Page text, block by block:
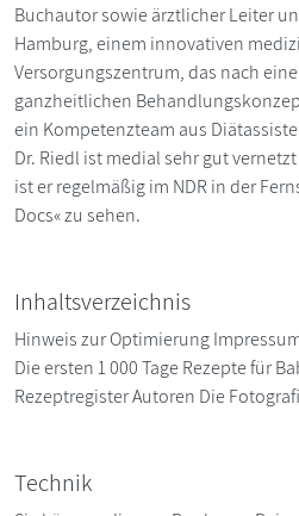
Buchautor sowie ärztlicher Leiter
Hamburg, einem innovativen
Versorgungszentrum, das nach
ganzheitlichen
ein Kompetenzteam aus
Dr. Riedl ist medial sehr gut
ist er regelmäßig im NDR in der
Docs« zu sehen.
Inhaltsverzeichnis
Hinweis zur Optimierung
Die ersten 1 000 Tage Rezepte für
Rezeptregister Autoren Die
Technik